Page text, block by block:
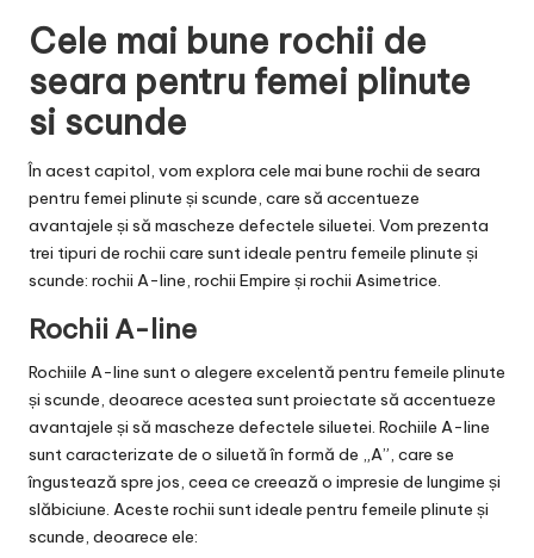
Cele mai bune rochii de
seara pentru femei plinute
si scunde
În acest capitol, vom explora cele mai bune rochii de seara
pentru femei plinute și scunde, care să accentueze
avantajele și să mascheze defectele siluetei. Vom prezenta
trei tipuri de rochii care sunt ideale pentru femeile plinute și
scunde: rochii A-line, rochii Empire și rochii Asimetrice.
Rochii A-line
Rochiile A-line sunt o alegere excelentă pentru femeile plinute
și scunde, deoarece acestea sunt proiectate să accentueze
avantajele și să mascheze defectele siluetei. Rochiile A-line
sunt caracterizate de o siluetă în formă de „A”, care se
îngustează spre jos, ceea ce creează o impresie de lungime și
slăbiciune. Aceste rochii sunt ideale pentru femeile plinute și
scunde, deoarece ele: